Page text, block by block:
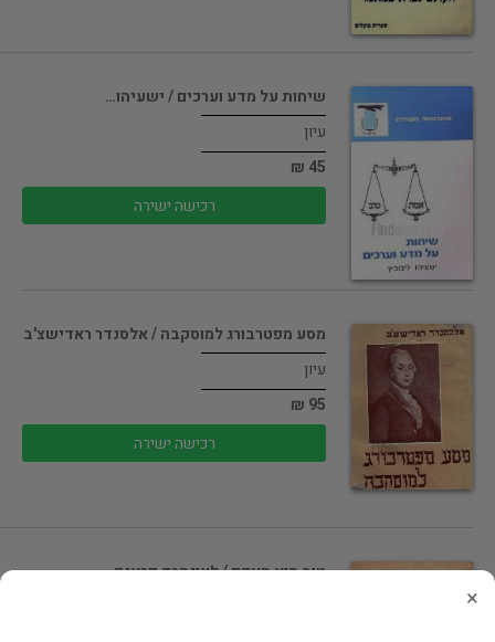
שיחות על מדע וערכים / ישעיהו…
עיון
45 ₪
רכישה ישירה
מסע מפטרבורג למוסקבה / אלסנדר ראדישצ'ב
עיון
95 ₪
רכישה ישירה
טוב הוא האדם / לאונהרד פראנק
×